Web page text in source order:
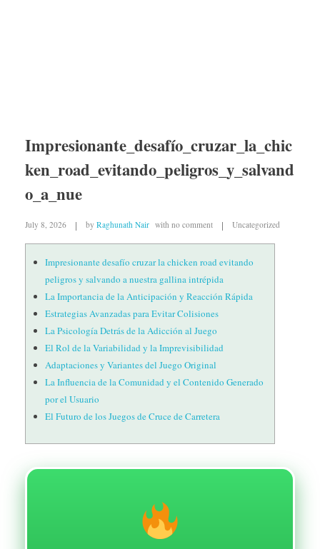
Impresionante_desafío_cruzar_la_chic
ken_road_evitando_peligros_y_salvand
o_a_nue
July 8, 2026 by Raghunath Nair with no comment Uncategorized
Impresionante desafío cruzar la chicken road evitando
peligros y salvando a nuestra gallina intrépida
La Importancia de la Anticipación y Reacción Rápida
Estrategias Avanzadas para Evitar Colisiones
La Psicología Detrás de la Adicción al Juego
El Rol de la Variabilidad y la Imprevisibilidad
Adaptaciones y Variantes del Juego Original
La Influencia de la Comunidad y el Contenido Generado
por el Usuario
El Futuro de los Juegos de Cruce de Carretera